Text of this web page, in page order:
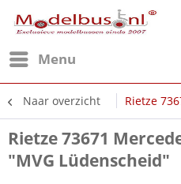
Menu
Naar overzicht Rietze
Rietze 73671
"MVG Lüdenscheid"